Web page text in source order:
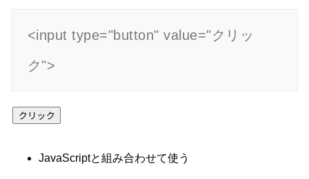
<input type="button" value="クリッ
ク">
JavaScriptと組み合わせて使う